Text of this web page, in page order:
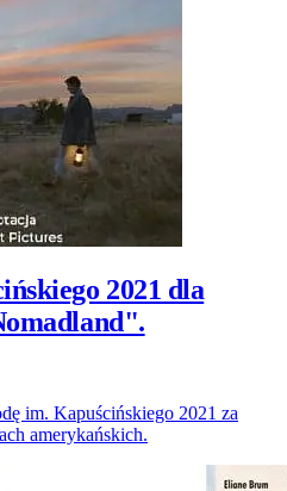
2021 dla
im. Kapuścińskiego 2021 za
amerykańskich.